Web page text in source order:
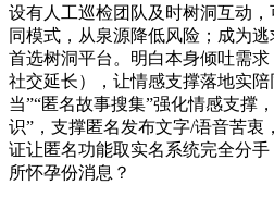
设有人工巡检团队及时树洞互动
同模式，从泉源降低风险；成为
首选树洞平台。明白本身倾吐需
社交延长），让情感支撑落地实
当”“匿名故事搜集”强化情感支撑
识”，支撑匿名发布文字/语音苦衷
证让匿名功能取实名系统完全分
所怀孕份消息？